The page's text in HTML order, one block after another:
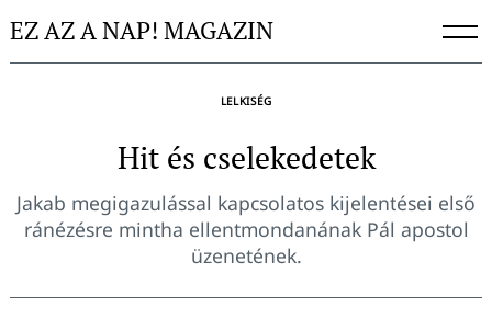
toEZ AZ A NAP! MAGAZIN
LELKISÉG
Hit és cselekedetek
Jakab megigazulással kapcsolatos kijelentései első
ránézésre mintha ellentmondanának Pál apostol
üzenetének.